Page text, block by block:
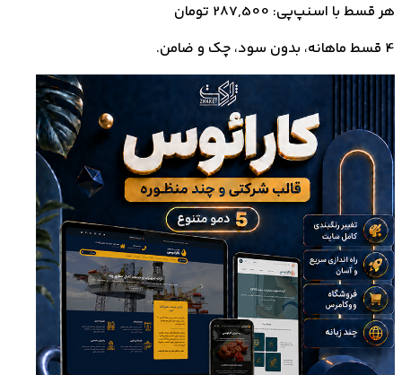
هر قسط با اسنپ‌پی: 287,500 تومان
4 قسط ماهانه، بدون سود، چک و ضامن.